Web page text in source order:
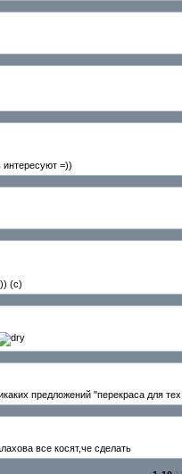
=))
(с)
предложений "перекраса для
все косят,че сделать